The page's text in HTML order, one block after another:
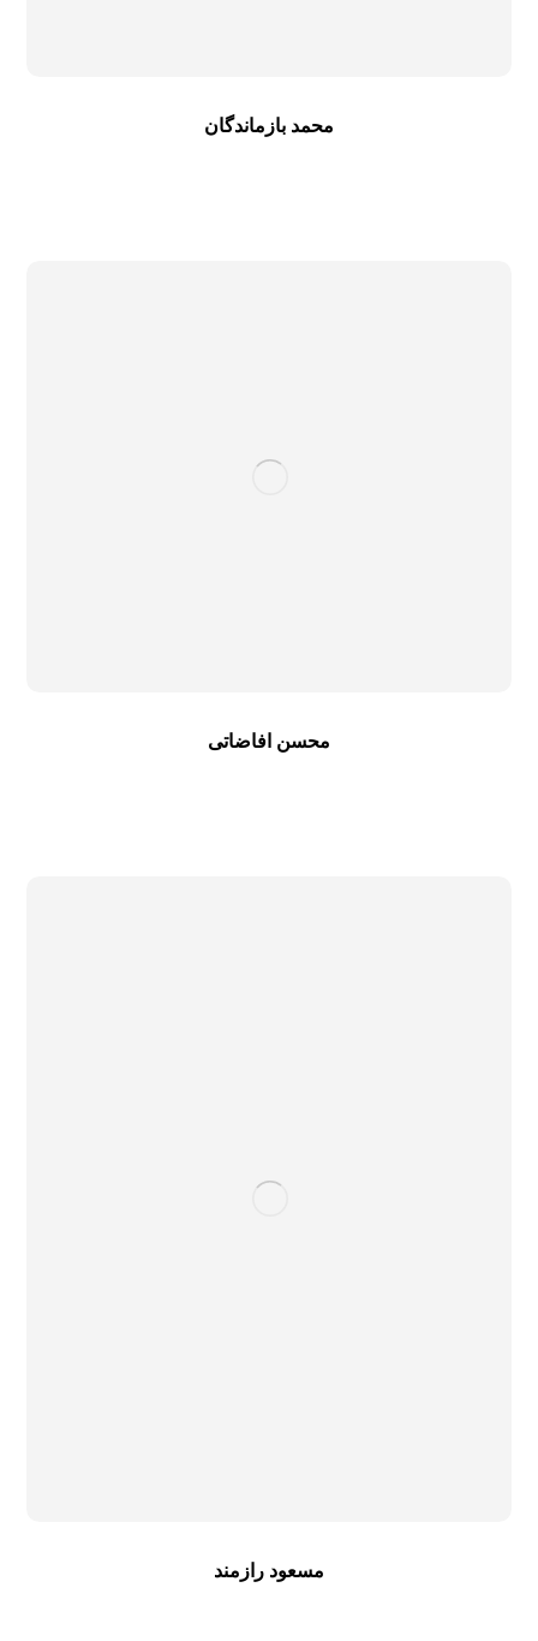
محمد بازماندگان
محسن افاضاتی
مسعود رازمند